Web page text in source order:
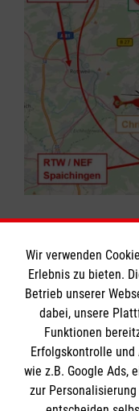
Impressum
Datenschutz
Barrierefreiheit
Die Malteser
Wir verwenden
Erlebnis zu bieten.
Betrieb unserer
dabei, unsere
Funktionen
Erfolgskontrolle und
wie z.B. Google Ads,
zur